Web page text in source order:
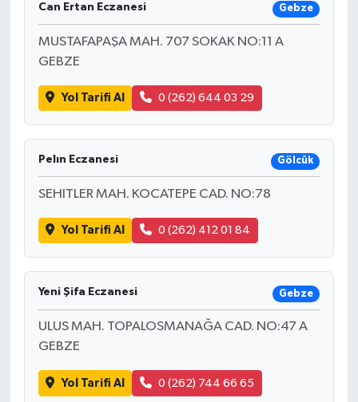
Can Ertan Eczanesi Gebze
MUSTAFAPAŞA MAH. 707 SOKAK NO:11 A
GEBZE
Yol Tarifi Al 0 (262) 644 03 29
Pelın Eczanesi Gölcük
SEHITLER MAH. KOCATEPE CAD. NO:78
Yol Tarifi Al 0 (262) 412 01 84
Yeni Şifa Eczanesi Gebze
ULUS MAH. TOPALOSMANAĞA CAD. NO:47 A
GEBZE
Yol Tarifi Al 0 (262) 744 66 65